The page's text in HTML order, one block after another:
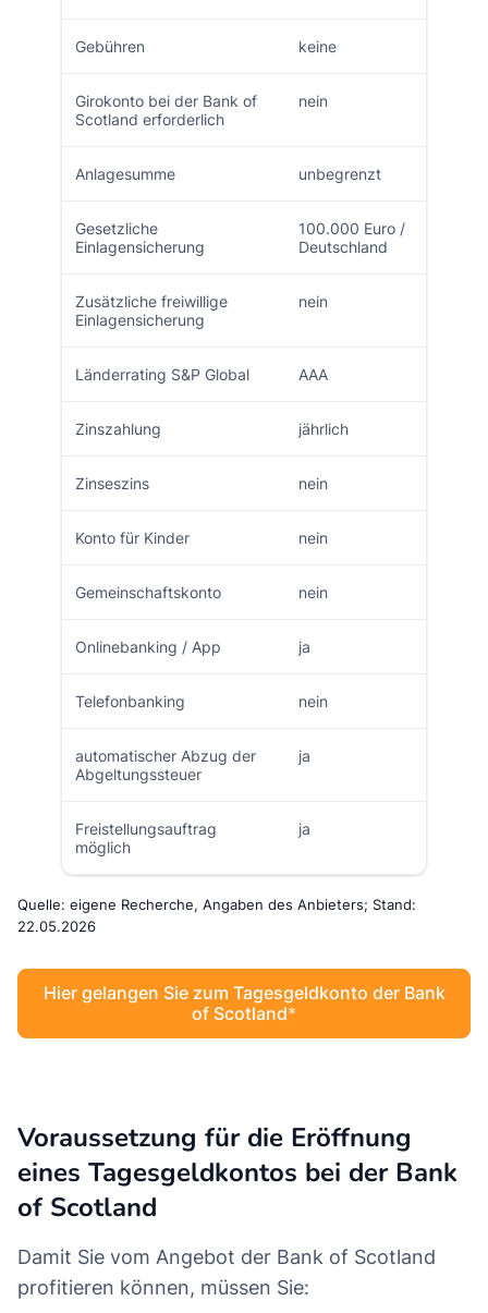
Gebühren keine
Girokonto bei der Bank of
Scotland erforderlich
nein
Anlagesumme unbegrenzt
Gesetzliche
Einlagensicherung
100.000 Euro /
Deutschland
Zusätzliche freiwillige
Einlagensicherung
nein
Länderrating S&P Global AAA
Zinszahlung jährlich
Zinseszins nein
Konto für Kinder nein
Gemeinschaftskonto nein
Onlinebanking / App ja
Telefonbanking nein
automatischer Abzug der
Abgeltungssteuer
ja
Freistellungsauftrag
möglich
ja
Quelle: eigene Recherche, Angaben des Anbieters; Stand:
22.05.2026
Hier gelangen Sie zum Tagesgeldkonto der Bank
of Scotland
Voraussetzung für die Eröffnung
eines Tagesgeldkontos bei der Bank
of Scotland
Damit Sie vom Angebot der Bank of Scotland
profitieren können, müssen Sie: